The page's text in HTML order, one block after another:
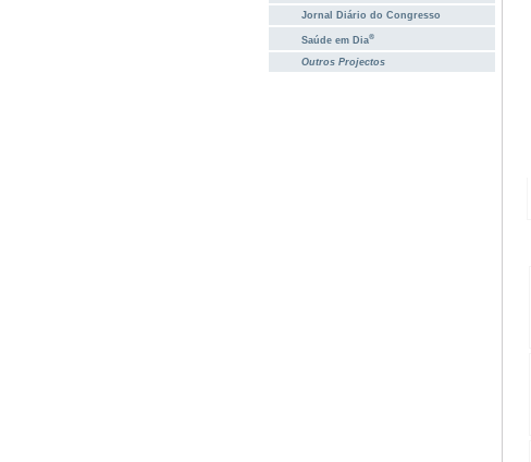
Jornal Diário do Congresso
Saúde em Dia®
Outros Projectos